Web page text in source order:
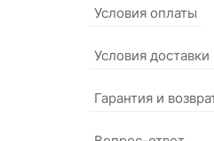
Условия оплаты
Условия доставки
Гарантия и